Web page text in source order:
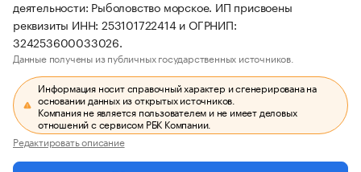
деятельности: Рыболовство морское. ИП присвоены
реквизиты ИНН: 253101722414 и ОГРНИП:
324253600033026.
Данные получены из публичных государственных источников.
Информация носит справочный характер и сгенерирована на
основании данных из открытых источников.
Компания не является пользователем и не имеет деловых
отношений с сервисом РБК Компании.
Редактировать описание